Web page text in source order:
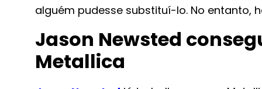
alguém pudesse substituí-lo. No entanto,
Jason Newsted
Metallica